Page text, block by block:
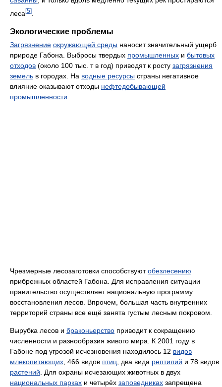
леса [5]
Экологические проблемы
Загрязнение окружающей среды наносит значительный ущерб
природе Габона. Выбросы твердых промышленных и бытовых
отходов (около 100 тыс. т в год) приводят к росту загрязнения
земель в городах. На водные ресурсы страны негативное
влияние оказывают отходы нефтедобывающей
промышленности
Чрезмерные лесозаготовки способствуютобезлесению
прибрежных областей Габона. Для исправления ситуации
правительство осуществляет национальную программу
восстановления лесов. Впрочем, большая часть внутренних
территорий страны все ещё занята густым лесным покровом.
Вырубка лесов и браконьерство приводит к сокращению
численности и разнообразия живого мира. К 2001 году в
Габоне под угрозой исчезновения находилось 12 видов
млекопитающих , 466 видов птиц , два вида рептилий и 78 видов
растений . Для охраны исчезающих животных в двух
национальных парках и четырёх заповедниках запрещена